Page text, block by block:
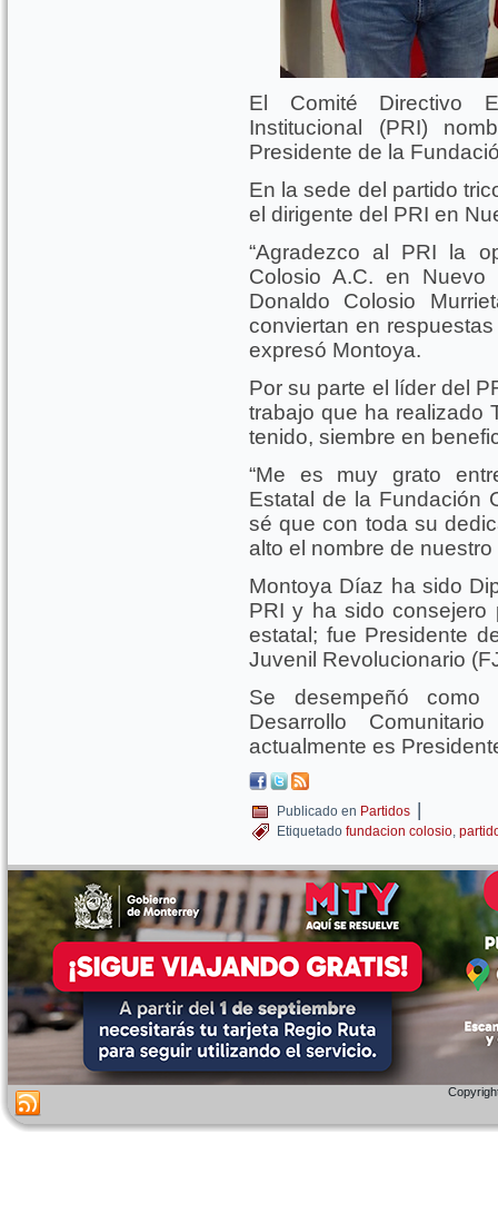
El Comité Directivo
Institucional (PRI)
Presidente de la
En la sede del partido
el dirigente del PRI en
“Agradezco al PRI la
Colosio A.C. en
Donaldo Colosio
conviertan en
expresó Montoya.
Por su parte el líder del
trabajo que ha realizado
tenido, siembre en
“Me es muy grato
Estatal de la Fundación
sé que con toda su
alto el nombre de
Montoya Díaz ha sido
PRI y ha sido consejero
estatal; fue Presidente
Juvenil Revolucionario
Se desempeñó
Desarrollo
actualmente es
Publicado en Partidos |
Etiquetado fundacion colosio,